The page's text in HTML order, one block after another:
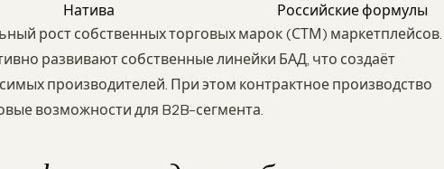
Натива
Российские формулы
рост собственных торговых марок (СТМ) маркетплейсов.
развивают собственные линейки БАД, что создаёт
производителей. При этом контрактное производство
возможности для B2B-сегмента.